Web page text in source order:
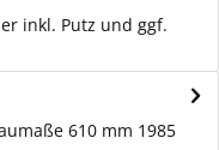
inkl. Putz und ggf.
610 mm 1985